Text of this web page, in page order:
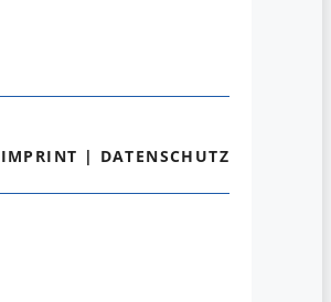
IMPRINT | DATENSCHUTZ